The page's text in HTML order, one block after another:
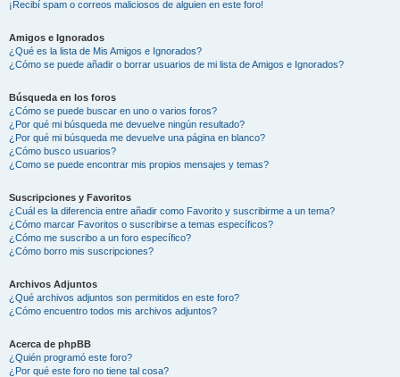
¡Recibí spam o correos maliciosos de alguien en este foro!
Amigos e Ignorados
¿Qué es la lista de Mis Amigos e Ignorados?
¿Cómo se puede añadir o borrar usuarios de mi lista de Amigos e Ignorados?
Búsqueda en los foros
¿Cómo se puede buscar en uno o varios foros?
¿Por qué mi búsqueda me devuelve ningún resultado?
¿Por qué mi búsqueda me devuelve una página en blanco?
¿Cómo busco usuarios?
¿Como se puede encontrar mis propios mensajes y temas?
Suscripciones y Favoritos
¿Cuál es la diferencia entre añadir como Favorito y suscribirme a un tema?
¿Cómo marcar Favoritos o suscribirse a temas específicos?
¿Cómo me suscribo a un foro específico?
¿Cómo borro mis suscripciones?
Archivos Adjuntos
¿Qué archivos adjuntos son permitidos en este foro?
¿Cómo encuentro todos mis archivos adjuntos?
Acerca de phpBB
¿Quién programó este foro?
¿Por qué este foro no tiene tal cosa?